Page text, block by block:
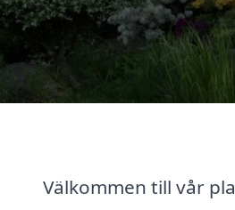
Välkommen till vår